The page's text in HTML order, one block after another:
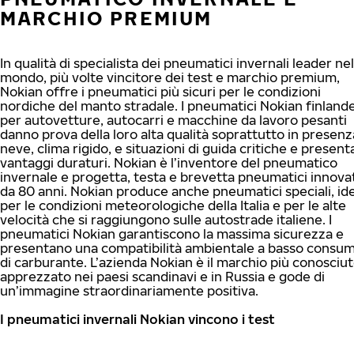
MARCHIO PREMIUM
In qualità di specialista dei pneumatici invernali leader nel
mondo, più volte vincitore dei test e marchio premium,
Nokian offre i pneumatici più sicuri per le condizioni
nordiche del manto stradale. I pneumatici Nokian
per autovetture, autocarri e macchine da lavoro pesanti
danno prova della loro alta qualità soprattutto in
neve, clima rigido, e situazioni di guida critiche e
vantaggi duraturi. Nokian è l’inventore del pneumatico
invernale e progetta, testa e brevetta pneumatici
da 80 anni. Nokian produce anche pneumatici speciali,
per le condizioni meteorologiche della Italia e per le alte
velocità che si raggiungono sulle autostrade italiene. I
pneumatici Nokian garantiscono la massima sicurezza e
presentano una compatibilità ambientale a basso
di carburante. L’azienda Nokian è il marchio più
apprezzato nei paesi scandinavi e in Russia e gode di
un’immagine straordinariamente positiva.
I pneumatici invernali Nokian vincono i test